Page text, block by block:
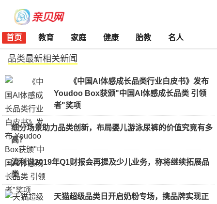
首页 教育 家庭 健康 胎教 名人
品类最新相关新闻
《中国AI体感成长品类行业白皮书》发布
Youdoo Box获颁"中国AI体感成长品类 引领
者"奖项
细分场景助力品类创新，布局婴儿游泳尿裤的价值究竟有多
高？
流利说2019年Q1财报会再提及少儿业务，称将继续拓展品
类
天猫超级品类日开启奶粉专场，携品牌实现正